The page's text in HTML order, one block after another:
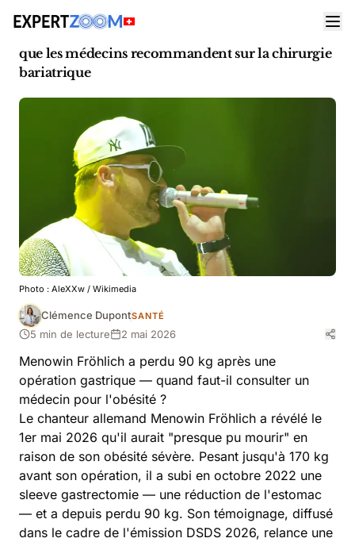
Menowin Fröhlich : après avoir perdu 90 kg, ce
que les médecins recommandent sur la chirurgie
bariatrique
Photo : AleXXw / Wikimedia
Clémence DupontSANTÉ
5 min de lecture 2 mai 2026
Menowin Fröhlich a perdu 90 kg après une
opération gastrique — quand faut-il consulter un
médecin pour l'obésité ?
Le chanteur allemand Menowin Fröhlich a révélé le
1er mai 2026 qu'il aurait "presque pu mourir" en
raison de son obésité sévère. Pesant jusqu'à 170 kg
avant son opération, il a subi en octobre 2022 une
sleeve gastrectomie — une réduction de l'estomac
— et a depuis perdu 90 kg. Son témoignage, diffusé
dans le cadre de l'émission DSDS 2026, relance une